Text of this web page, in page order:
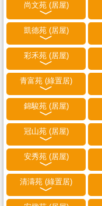
尚文苑 (居屋)
凱德苑 (居屋)
彩禾苑 (居屋)
青富苑 (綠置居)
錦駿苑 (居屋)
冠山苑 (居屋)
安秀苑 (居屋)
清濤苑 (綠置居)